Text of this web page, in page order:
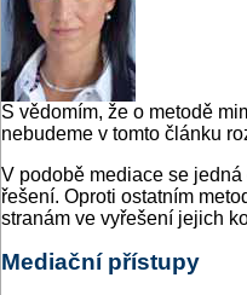
S vědomím, že o metodě
nebudeme v tomto článku
V podobě mediace se
řešení. Oproti ostatním
stranám ve vyřešení jejich
Mediační přístupy